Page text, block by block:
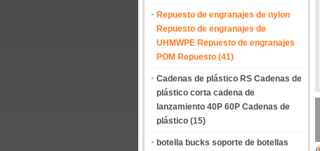
Repuesto de engranajes de nylon
Repuesto de engranajes de
UHMWPE Repuesto de engranajes
POM Repuesto (41)
Cadenas de plástico RS Cadenas de
plástico corta cadena de
lanzamiento 40P 60P Cadenas de
plástico (15)
botella bucks soporte de botellas